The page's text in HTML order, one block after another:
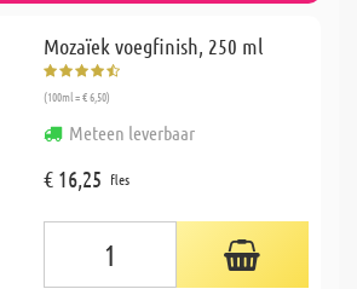
Mozaïek voegfinish, 250 ml
(100ml = € 6,50)
Meteen leverbaar
€ 16,25 fles